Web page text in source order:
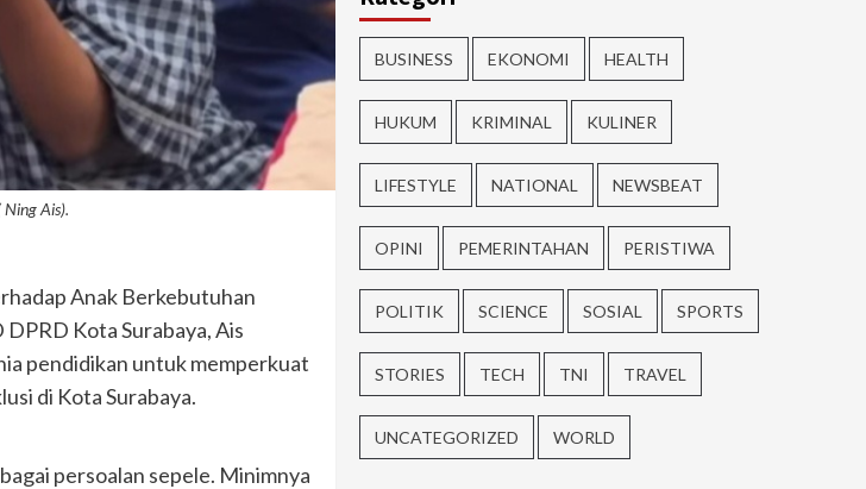
Ais).
Anak Berkebutuhan
Kota Surabaya, Ais
pendidikan untuk memperkuat
di Kota Surabaya.
persoalan sepele. Minimnya
BUSINESS EKONOMI HEALTH
HUKUM KRIMINAL KULINER
LIFESTYLE NATIONAL NEWSBEAT
OPINI PEMERINTAHAN PERISTIWA
POLITIK SCIENCE SOSIAL SPORTS
STORIES TECH TNI TRAVEL
UNCATEGORIZED WORLD